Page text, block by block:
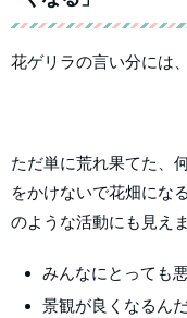
花ゲリラの言い分には
ただ単に荒れ果てた、
をかけないで花畑にな
のような活動にも見えま
みんなにとっても
景観が良くなるん